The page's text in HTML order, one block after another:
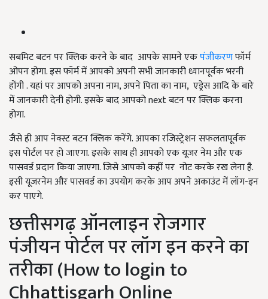
सबमिट बटन पर क्लिक करने के बाद आपके सामने एकपंजीकरणफॉर्म
ओपन होगा. इस फॉर्म में आपको अपनी सभी जानकारी ध्यानपूर्वक भरनी
होंगी . यहां पर आपको अपना नाम, अपने पिता का नाम, एड्रेस आदि के बारे
में जानकारी देनी होगी. इसके बाद आपको next बटन पर क्लिक करना
होगा.
जैसे ही आप नेक्स्ट बटन क्लिक करेंगे. आपका रजिस्ट्रेशन सफलतापूर्वक
इस पोर्टल पर हो जाएगा. इसके साथ ही आपको एक यूजर नेम और एक
पासवर्ड प्रदान किया जाएगा. जिसे आपको कहीं पर नोट करके रख लेना है.
इसी यूजरनेम और पासवर्ड का उपयोग करके आप अपने अकाउंट में लॉग-इन
कर पाएगे.
छत्तीसगढ़ ऑनलाइन रोजगार
पंजीयन पोर्टल पर लॉग इन करने का
तरीका (How to login to
Chhattisgarh Online